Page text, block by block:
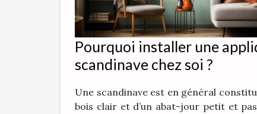
Pourquoi installer une
scandinave chez soi ?
Une scandinave est en général
bois clair et d’un abat-jour petit et